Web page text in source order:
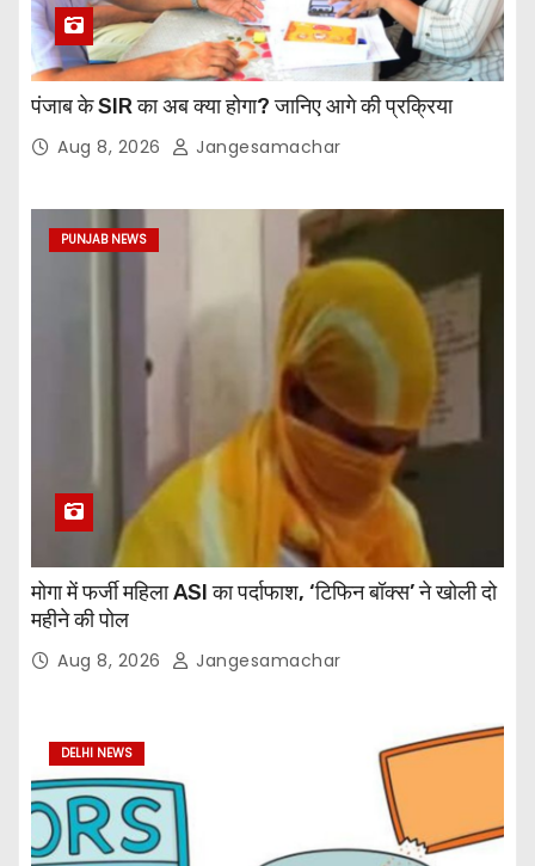
पंजाब के SIR का अब क्या होगा? जानिए आगे की प्रक्रिया
Aug 8, 2026 Jangesamachar
PUNJAB NEWS
मोगा में फर्जी महिला ASI का पर्दाफाश, ‘टिफिन बॉक्स’ ने खोली दो
महीने की पोल
Aug 8, 2026 Jangesamachar
DELHI NEWS